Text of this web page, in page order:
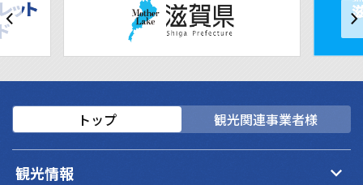
トップ 観光関連事業者様
観光情報 keyboard_arrow_down